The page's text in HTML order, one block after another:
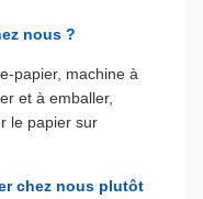
nous ?
papier, machine à
et à emballer,
le papier sur
chez nous plutôt